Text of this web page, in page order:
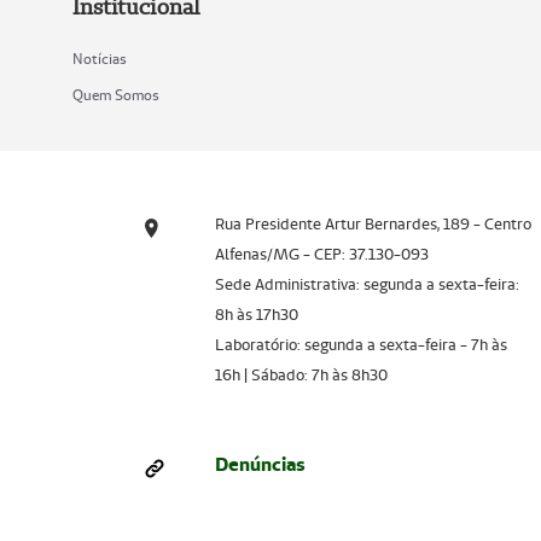
Institucional
Notícias
Quem Somos
Rua Presidente Artur Bernardes, 189 - Centro
Alfenas/MG - CEP: 37.130-093
Sede Administrativa: segunda a sexta-feira:
8h às 17h30
Laboratório: segunda a sexta-feira - 7h às
16h | Sábado: 7h às 8h30
Denúncias